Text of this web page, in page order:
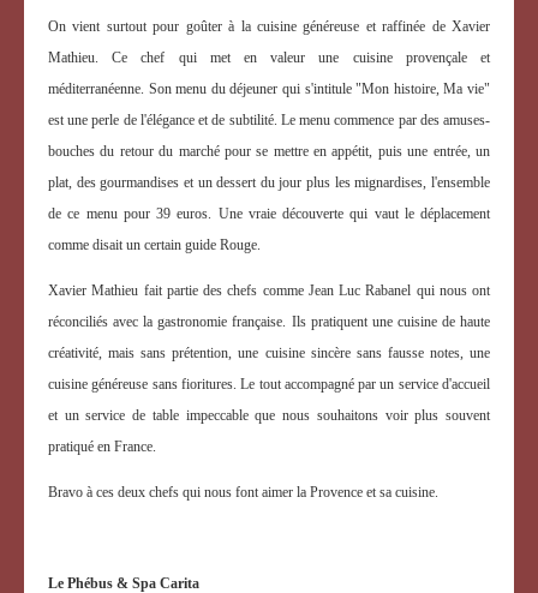
On vient surtout pour goûter à la cuisine généreuse et raffinée de Xavier
Mathieu. Ce chef qui met en valeur une cuisine provençale et
méditerranéenne. Son menu du déjeuner qui s'intitule "Mon histoire, Ma vie"
est une perle de l'élégance et de subtilité. Le menu commence par des amuses-
bouches du retour du marché pour se mettre en appétit, puis une entrée, un
plat, des gourmandises et un dessert du jour plus les mignardises, l'ensemble
de ce menu pour 39 euros. Une vraie découverte qui vaut le déplacement
comme disait un certain guide Rouge.
Xavier Mathieu fait partie des chefs comme Jean Luc Rabanel qui nous ont
réconciliés avec la gastronomie française. Ils pratiquent une cuisine de haute
créativité, mais sans prétention, une cuisine sincère sans fausse notes, une
cuisine généreuse sans fioritures. Le tout accompagné par un service d'accueil
et un service de table impeccable que nous souhaitons voir plus souvent
pratiqué en France.
Bravo à ces deux chefs qui nous font aimer la Provence et sa cuisine.
Le Phébus & Spa Carita